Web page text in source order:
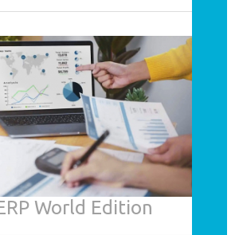
World Edition